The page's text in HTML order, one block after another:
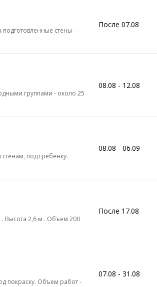
подготовленные стены -
После 07.08
группами - около 25
08.08 - 12.08
под гребенку.
08.08 - 06.09
Высота 2,6 м . Объем 200
После 17.08
покраску. Объем работ -
07.08 - 31.08